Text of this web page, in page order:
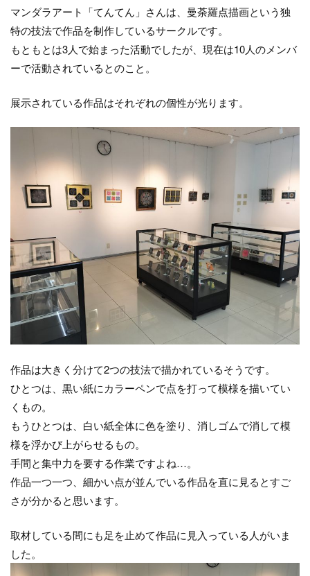
マンダラアート「てんてん」さんは、曼荼羅点描画という独
特の技法で作品を制作しているサークルです。
もともとは3人で始まった活動でしたが、現在は10人のメンバ
ーで活動されているとのこと。
展示されている作品はそれぞれの個性が光ります。
作品は大きく分けて2つの技法で描かれているそうです。
ひとつは、黒い紙にカラーペンで点を打って模様を描いてい
くもの。
もうひとつは、白い紙全体に色を塗り、消しゴムで消して模
様を浮かび上がらせるもの。
手間と集中力を要する作業ですよね…。
作品一つ一つ、細かい点が並んでいる作品を直に見るとすご
さが分かると思います。
取材している間にも足を止めて作品に見入っている人がいま
した。